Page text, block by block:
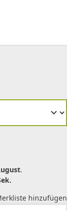
.
hinzufügen